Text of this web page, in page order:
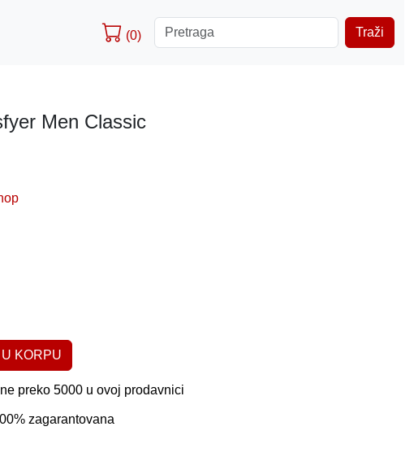
(0) Traži
Men Classic
preko 5000 u ovoj prodavnici
zagarantovana